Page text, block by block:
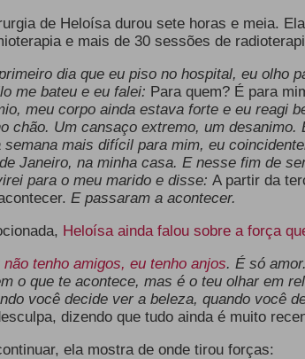
de Heloísa durou sete horas e meia.
e mais de 30 sessões de
dia que eu piso no hospital, eu olho
me bateu e eu falei: Para quem? É para
meu corpo ainda estava forte e eu reagi
chão. Um cansaço extremo, um desanimo.
semana mais difícil para mim, eu
Janeiro, na minha casa. E nesse fim de
para o meu marido e disse: A partir da
E passaram a acontecer.
Heloísa ainda falou sobre a força
não tenho amigos, eu tenho anjos. É só
o que te acontece, mas é o teu olhar em
você decide ver a beleza, quando você
dizendo que tudo ainda é muito
ela mostra de onde tirou forças: